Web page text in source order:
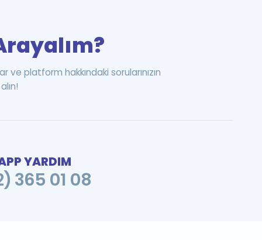
ve platform hakkındaki sorularınızın
YARDIM
365 01 08